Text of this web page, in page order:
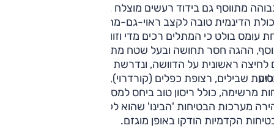
מתווסף גם בידוד רעשים מוצלח במיוחד.
הדינמית טובה לקצב ראוי-גם-מהיר בכביש המפותל. מנגד,
עומס בולט כי המתלים רכים מדי וזוויות הגלגול גדולות יחסית.
ההגה חסר תחושה ובעל שטח מת גדול. הבלימה אינה חזקה
לחיצה ראשונית על הדוושה, ונדרשת לחיצה עמוקה מאוד
מרשימה, כולל ריסון טוב ביחס למסה. עם זאת, בנסיעת
מערכות הבטיחות 'הבינו' שהוא לקראת תאונה, וחגורות
הקדמיות הודקו באופן מוגזם.